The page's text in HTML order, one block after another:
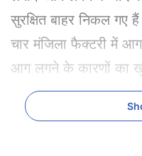
सुरक्षित बाहर निकल गए
चार मंजिला फैक्टरी में
आग लगने के कारणों का